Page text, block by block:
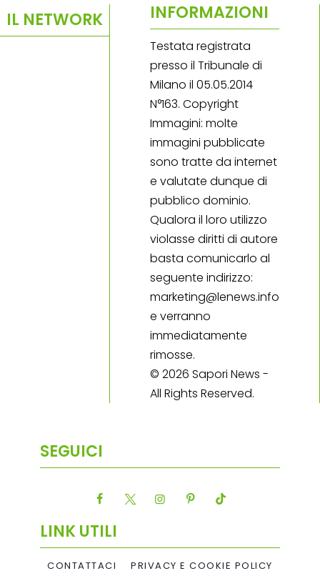
IL NETWORK INFORMAZIONI
Testata registrata
presso il Tribunale di
Milano il 05.05.2014
N°163. Copyright
Immagini: molte
immagini pubblicate
sono tratte da internet
e valutate dunque di
pubblico dominio.
Qualora il loro utilizzo
violasse diritti di autore
basta comunicarlo al
seguente indirizzo:
marketing@lenews.info
e verranno
immediatamente
rimosse.
© 2026 Sapori News -
All Rights Reserved.
SEGUICI
LINK UTILI
CONTATTACI PRIVACY E COOKIE POLICY